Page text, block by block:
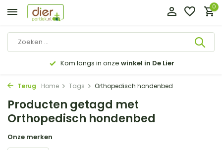
0
Kom langs in onze winkel in De Lier
Terug Home Tags Orthopedisch hondenbed
Producten getagd met
Orthopedisch hondenbed
Onze merken